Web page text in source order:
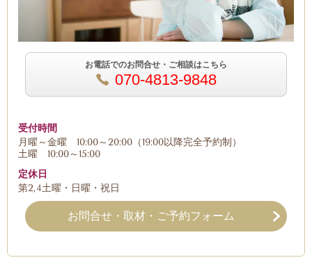
お電話でのお問合せ・ご相談はこちら
070-4813-9848
受付時間
月曜～金曜 10:00～20:00（19:00以降完全予約制）
土曜 10:00～15:00
定休日
第2,4土曜・日曜・祝日
お問合せ・取材・ご予約フォーム